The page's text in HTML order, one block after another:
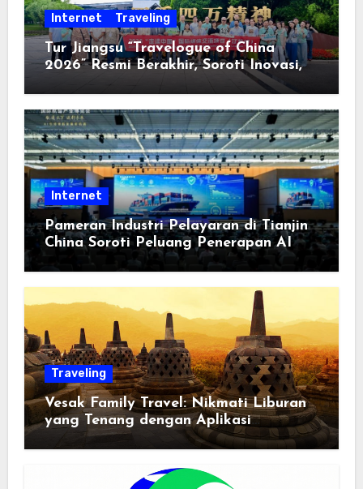
Internet Traveling
Tur Jiangsu “Travelogue of China
2026” Resmi Berakhir, Soroti Inovasi,
Keterbukaan, dan Pembangunan
Berorientasi pada Masyarakat
Internet
Pameran Industri Pelayaran di Tianjin
China Soroti Peluang Penerapan AI
Traveling
Vesak Family Travel: Nikmati Liburan
yang Tenang dengan Aplikasi
Pemindai PDF